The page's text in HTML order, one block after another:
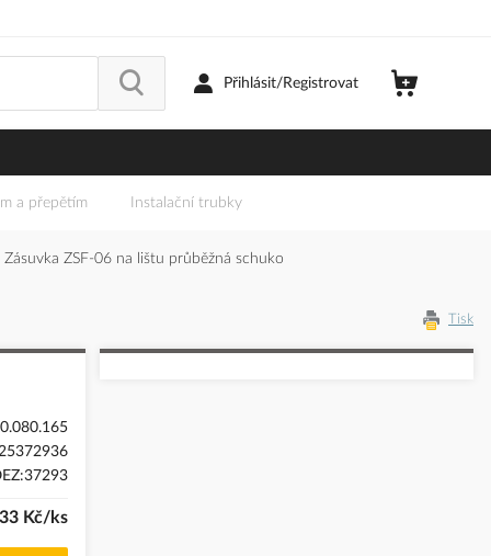
Přihlásit/Registrovat
a přepětím Instalační trubky
Zásuvka ZSF-06 na lištu průběžná schuko
Tisk
Kč/ks